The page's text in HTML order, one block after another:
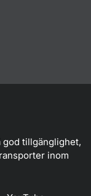
tillgänglighet,
inom